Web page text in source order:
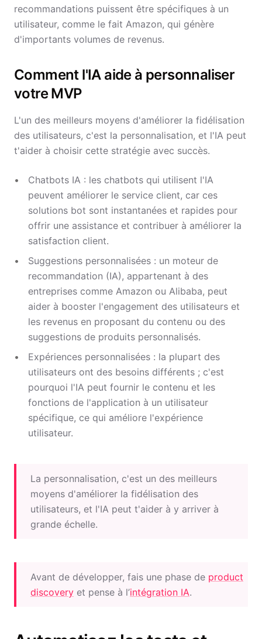
recommandations puissent être spécifiques à un
utilisateur, comme le fait Amazon, qui génère
d'importants volumes de revenus.
Comment l'IA aide à personnaliser
votre MVP
L'un des meilleurs moyens d'améliorer la fidélisation
des utilisateurs, c'est la personnalisation, et l'IA peut
t'aider à choisir cette stratégie avec succès.
Chatbots IA : les chatbots qui utilisent l'IA
peuvent améliorer le service client, car ces
solutions bot sont instantanées et rapides pour
offrir une assistance et contribuer à améliorer la
satisfaction client.
Suggestions personnalisées : un moteur de
recommandation (IA), appartenant à des
entreprises comme Amazon ou Alibaba, peut
aider à booster l'engagement des utilisateurs et
les revenus en proposant du contenu ou des
suggestions de produits personnalisés.
Expériences personnalisées : la plupart des
utilisateurs ont des besoins différents ; c'est
pourquoi l'IA peut fournir le contenu et les
fonctions de l'application à un utilisateur
spécifique, ce qui améliore l'expérience
utilisateur.
La personnalisation, c'est un des meilleurs
moyens d'améliorer la fidélisation des
utilisateurs, et l'IA peut t'aider à y arriver à
grande échelle.
Avant de développer, fais une phase de product
discovery et pense à l’intégration IA.